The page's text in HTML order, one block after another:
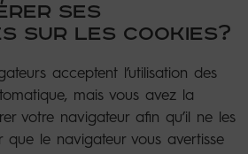
SES
SUR LES COOKIES?
acceptent l’utilisation des
mais vous avez la
votre navigateur afin qu’il ne les
le navigateur vous avertisse